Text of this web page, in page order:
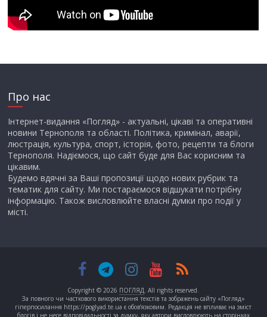
Про нас
Інтернет-видання «Погляд» - актуальні, цікаві та оперативні
новини Тернополя та області. Політика, кримінал, аварії,
люстрація, культура, спорт, історія, фото, рецепти та блоги
Тернополя. Надіємося, що сайт буде для Вас корисним та
цікавим.
Будемо вдячні за Ваші пропозиції щодо нових рубрик та
тематик для сайту. Ми постараємося відшукати потрібну
інформацію. Також висловлюйте власні думки про події у
місті.
Copyright © 2026 ПОГЛЯД . All rights reserved.
За повного чи часткового використання текстів та зображень сайту «Погляд»
гіперпосилання https://poglyad.te.ua є обов’язковим. Редакція не впливає на зміст
блогів і не несе відповідальності за думку, яку автори висловлюють на сторінках